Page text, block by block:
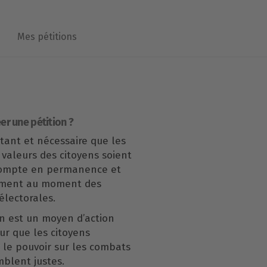
Mes pétitions
une pétition ?
et nécessaire que les
des citoyens soient
en permanence et
au moment des
est un moyen d’action
que les citoyens
pouvoir sur les combats
justes.